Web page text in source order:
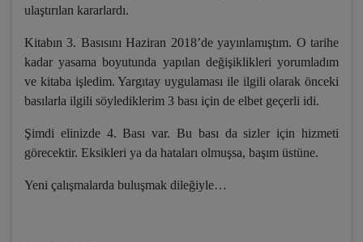
ulaştırılan kararlardı.
Kitabın 3. Basısını Haziran 2018’de yayınlamıştım. O tarihe
kadar yasama boyutunda yapılan değişiklikleri yorumladım
ve kitaba işledim. Yargıtay uygulaması ile ilgili olarak önceki
basılarla ilgili söylediklerim 3 bası için de elbet geçerli idi.
Şimdi elinizde 4. Bası var. Bu bası da sizler için hizmeti
görecektir. Eksikleri ya da hataları olmuşsa, başım üstüne.
Yeni çalışmalarda buluşmak dileğiyle…